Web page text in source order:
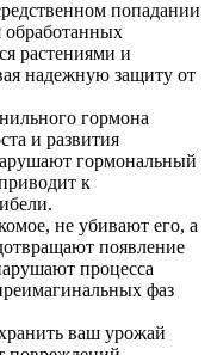
попадании
обработанных
растениями и
надежную защиту от
гормона
и развития
гормональный
к
не убивают его, а
появление
процесса
фаз
ваш урожай